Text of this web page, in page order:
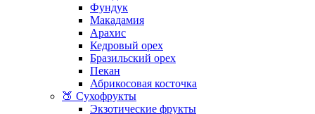
Фундук
Макадамия
Арахис
Кедровый орех
Бразильский орех
Пекан
Абрикосовая косточка
🍑 Сухофрукты
Экзотические фрукты